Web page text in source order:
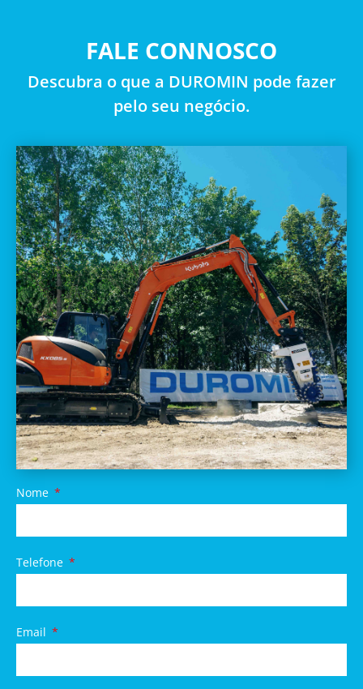
FALE CONNOSCO
Descubra o que a DUROMIN pode fazer
pelo seu negócio.
Nome
Telefone
Email